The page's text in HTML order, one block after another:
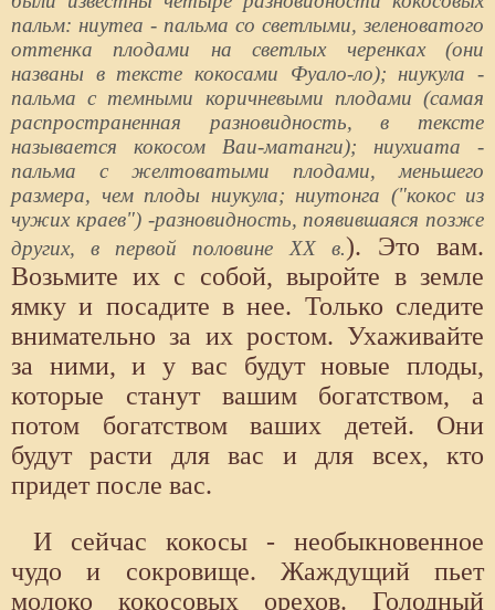
пальм: ниутеа - пальма со светлыми, зеленоватого
оттенка плодами на светлых черенках (они
названы в тексте кокосами Фуало-ло); ниукула -
пальма с темными коричневыми плодами (самая
распространенная разновидность, в тексте
называется кокосом Ваи-матанги); ниухиата -
пальма с желтоватыми плодами, меньшего
размера, чем плоды ниукула; ниутонга ("кокос из
чужих краев") -разновидность, появившаяся позже
других, в первой половине XX в.). Это вам.
Возьмите их с собой, выройте в земле
ямку и посадите в нее. Только следите
внимательно за их ростом. Ухаживайте
за ними, и у вас будут новые плоды,
которые станут вашим богатством, а
потом богатством ваших детей. Они
будут расти для вас и для всех, кто
придет после вас.
И сейчас кокосы - необыкновенное
чудо и сокровище. Жаждущий пьет
молоко кокосовых орехов. Голодный